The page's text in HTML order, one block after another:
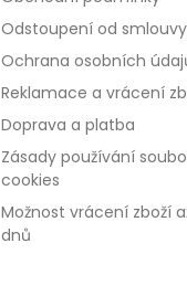
Odstoupení od smlouvy
Ochrana osobních
Reklamace a vrácení
Doprava a platba
Zásady používání
cookies
Možnost vrácení zboží
dnů